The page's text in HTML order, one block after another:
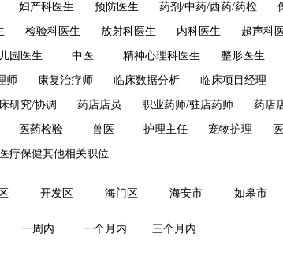
妇产科医生 预防医生 药剂/中药/西药/药检
检验科医生 放射科医生 内科医生 超声科
园医生 中医 精神心理科医生 整形医生
师 康复治疗师 临床数据分析 临床项目经理
研究/协调 药店店员 职业药师/驻店药师 药店
医药检验 兽医 护理主任 宠物护理
医疗保健其他相关职位
开发区 海门区 海安市 如皋市
一周内 一个月内
三个月内